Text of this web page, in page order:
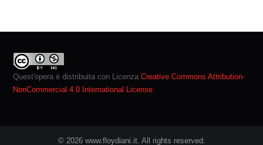
Quest'opera è distribuita con LicenzaCreative Commons Attribution-
NonCommercial 4.0 International License.
© 2026 www.floydiani.it. All rights reserved.